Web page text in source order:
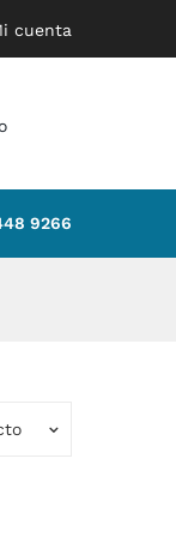
cuenta
9266‬